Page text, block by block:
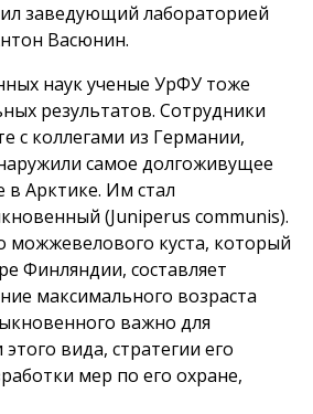
заведующий лабораторией
Васюнин.
наук ученые УрФУ тоже
результатов. Сотрудники
с коллегами из Германии,
самое долгоживущее
в Арктике. Им стал
(Juniperus communis).
можжевелового куста, который
Финляндии, составляет
максимального возраста
важно для
вида, стратегии его
мер по его охране,